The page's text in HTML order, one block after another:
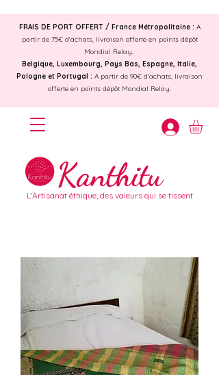
Kanthitu
L'Artisanat éthique, des valeurs qui se tissent
FRAIS DE PORT OFFERT / France Métropolitaine : A
partir de 75€ d'achats, livraison offerte en points dépôt
Mondial Relay.
Belgique, Luxembourg, Pays Bas, Espagne, Italie,
Pologne et Portugal : A partir de 90€ d'achats, livraison
offerte en points dépôt Mondial Relay.